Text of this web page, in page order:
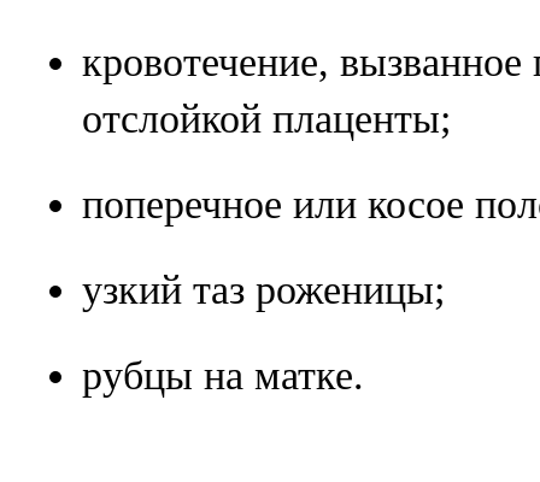
кровотечение,
отслойкой плаценты;
поперечное или косое
узкий таз роженицы;
рубцы на матке.